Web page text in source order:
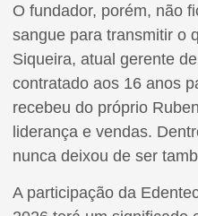
O fundador, porém, não
sangue para transmitir o
Siqueira, atual gerente
contratado aos 16 anos
recebeu do próprio
liderança e vendas.
nunca deixou de ser
A participação da